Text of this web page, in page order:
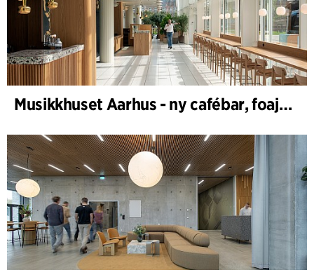
Musikkhuset Aarhus - ny cafébar, foajébar & garderobe